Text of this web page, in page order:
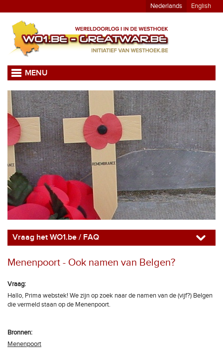
Nederlands English
MENU
Vraag het WO1.be / FAQ
Menenpoort - Ook namen van Belgen?
Vraag:
Hallo, Prima webstek! We zijn op zoek naar de namen van de (vijf?) Belgen
die vermeld staan op de Menenpoort.
Bronnen:
Menenpoort